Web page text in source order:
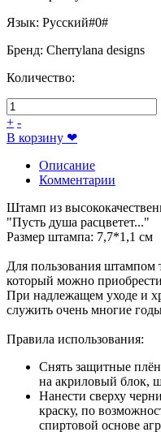
Язык: Русский#0#
Бренд: Cherrylana designs
Количество:
+ -
В корзину ❤
Описание
Комментарии
Штамп из
"Пусть душа расцветет..."
Размер штампа: 7,7*1,1 см
Для пользования штампом
который можно
При надлежащем уходе и
служить очень многие
Правила использования:
Снять защитные
на акриловый блок,
Нанести сверху
краску, по
спиртовой основе